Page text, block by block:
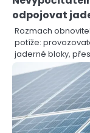
odpojovat
Rozmach
potíže:
jaderné bloky,